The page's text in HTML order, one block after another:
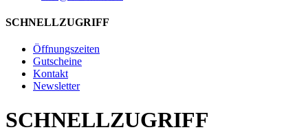
SCHNELLZUGRIFF
Öffnungszeiten
Gutscheine
Kontakt
Newsletter
SCHNELLZUGRIFF